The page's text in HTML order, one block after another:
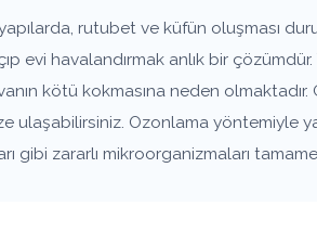
rutubet ve küfün oluşması
evi havalandırmak anlık bir
kötü kokmasına neden
ulaşabilirsiniz. Ozonlama yöntemiyle
gibi zararlı mikroorganizmaları